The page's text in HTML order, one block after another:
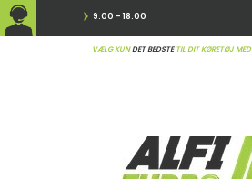
9:00 - 18:00
VÆLG KUNDET BEDSTETIL DIT KØRETØJ MED